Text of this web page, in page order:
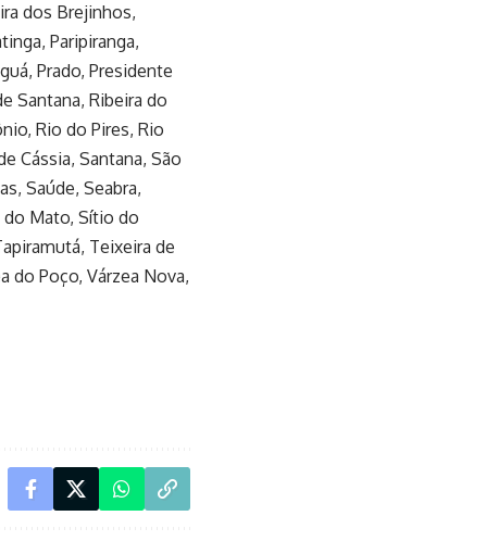
dos Brejinhos,
Paripiranga,
Prado, Presidente
Santana, Ribeira do
Rio do Pires, Rio
Cássia, Santana, São
Saúde, Seabra,
do Mato, Sítio do
Teixeira de
do Poço, Várzea Nova,